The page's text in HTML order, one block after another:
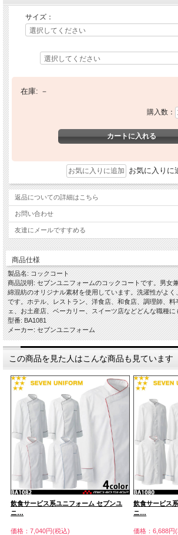
サイズ：
在庫: －
購入数：
お気に入りに
返品についての詳細はこちら
お問い合わせ
友達にメールですすめる
商品仕様
製品名: コックコート
商品説明: セブンユニフォームのコックコートです。男女
綿混紡のオリジナル素材を使用しています。洗濯性がよ
です。ホテル、レストラン、洋食店、和食店、調理師、
ェ、お土産店、ベーカリー、スイーツ店などどんな職種
型番: BA1081
メーカー: セブンユニフォーム
この商品を見た人はこんな商品も見ています
飲食サービス系ユニフォーム セブンユ
ニ…
価格：7,040円(税込)
飲食サービス
ニ…
価格：6,688円